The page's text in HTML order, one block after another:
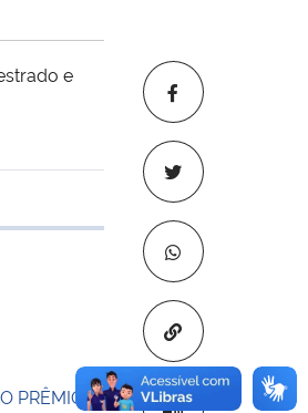
Copiar para
e
PRÊMIO